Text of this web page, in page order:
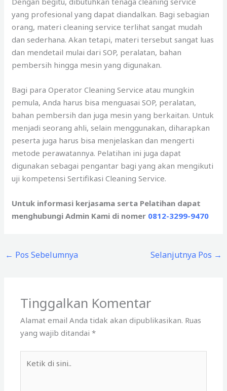
yang profesional yang dapat diandalkan. Bagi sebagian
orang, materi cleaning service terlihat sangat mudah
dan sederhana. Akan tetapi, materi tersebut sangat luas
dan mendetail mulai dari SOP, peralatan, bahan
pembersih hingga mesin yang digunakan.
Bagi para Operator Cleaning Service atau mungkin
pemula, Anda harus bisa menguasai SOP, peralatan,
bahan pembersih dan juga mesin yang berkaitan. Untuk
menjadi seorang ahli, selain menggunakan, diharapkan
peserta juga harus bisa menjelaskan dan mengerti
metode perawatannya. Pelatihan ini juga dapat
digunakan sebagai pengantar bagi yang akan mengikuti
uji kompetensi Sertifikasi Cleaning Service.
Untuk informasi kerjasama serta Pelatihan dapat
menghubungi Admin Kami di nomer 0812-3299-9470
← Pos Sebelumnya Selanjutnya Pos →
Tinggalkan Komentar
Alamat email Anda tidak akan dipublikasikan. Ruas
yang wajib ditandai*